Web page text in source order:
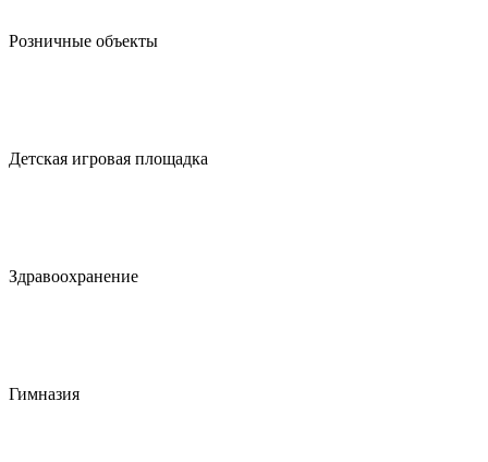
Розничные объекты
Детская игровая площадка
Здравоохранение
Гимназия